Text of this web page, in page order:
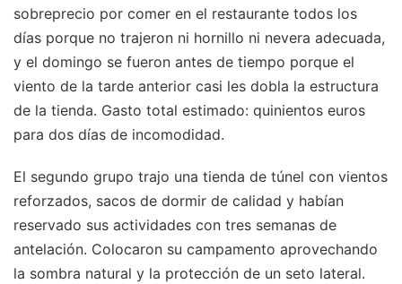
sobreprecio por comer en el restaurante todos los
días porque no trajeron ni hornillo ni nevera adecuada,
y el domingo se fueron antes de tiempo porque el
viento de la tarde anterior casi les dobla la estructura
de la tienda. Gasto total estimado: quinientos euros
para dos días de incomodidad.
El segundo grupo trajo una tienda de túnel con vientos
reforzados, sacos de dormir de calidad y habían
reservado sus actividades con tres semanas de
antelación. Colocaron su campamento aprovechando
la sombra natural y la protección de un seto lateral.